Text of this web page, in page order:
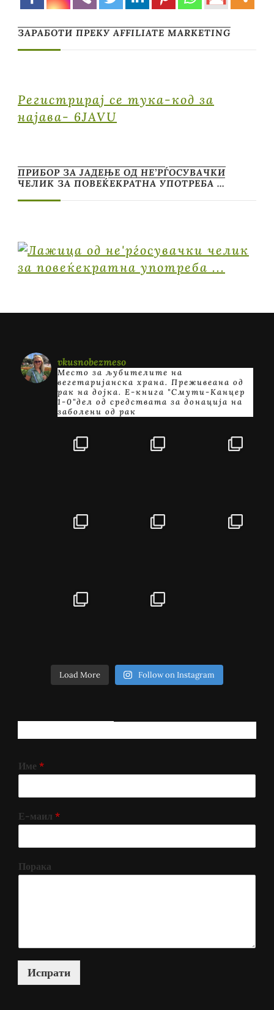
ЗАРАБОТИ ПРЕКУ AFFILIATE MARKETING
Регистрирај се тука-код за
најава- 6JAVU
ПРИБОР ЗА ЈАДЕЊЕ ОД НЕ’РЃОСУВАЧКИ
ЧЕЛИК ЗА ПОВЕЌЕКРАТНА УПОТРЕБА …
vkusnobezmeso
Место за љубителите на
вегетаријанска храна. Преживеана од
рак на дојка. E-книга "Смути-Канцер
1-0"дел од средствата за донација на
заболени од рак
Load More Follow on Instagram
Име *
Е-маил *
Порака
Испрати